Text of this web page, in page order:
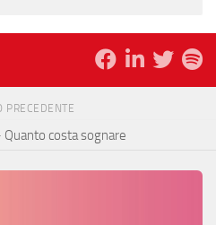
PRECEDENTE
Quanto costa sognare